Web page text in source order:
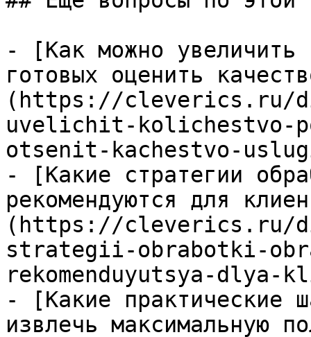
- [Как можно увеличить
готовых оценить
(https://cleverics.ru/
uvelichit-kolichestvo-
otsenit-kachestvo-
- [Какие стратегии
рекомендуются для
(https://cleverics.ru/
strategii-obrabotki-
rekomenduyutsya-
- [Какие практические
извлечь максимальную